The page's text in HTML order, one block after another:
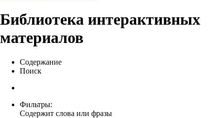
Библиотека интерактивных
материалов
Содержание
Поиск
Фильтры:
Содержит слова или фразы